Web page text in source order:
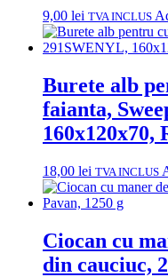
9,00 lei TVA INCLUS
Burete alb
faianta,
160x120x70,
18,00 lei TVA INCLUS
Ciocan cu
din cauciuc,